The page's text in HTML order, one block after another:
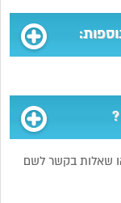
שאלות בקשר לשם